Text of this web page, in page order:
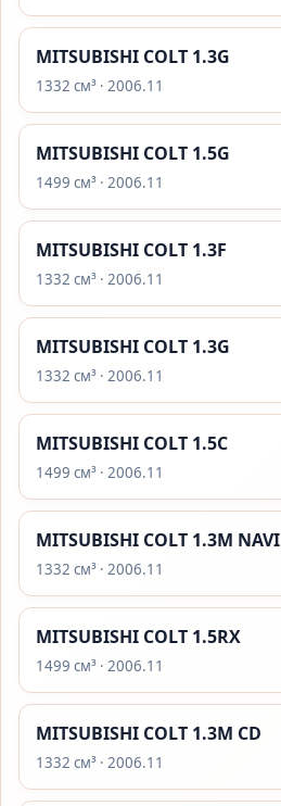
MITSUBISHI COLT 1.3G
1332 см³ · 2006.11
MITSUBISHI COLT 1.5G
1499 см³ · 2006.11
MITSUBISHI COLT 1.3F
1332 см³ · 2006.11
MITSUBISHI COLT 1.3G
1332 см³ · 2006.11
MITSUBISHI COLT 1.5C
1499 см³ · 2006.11
MITSUBISHI COLT 1.3M NAVI
1332 см³ · 2006.11
MITSUBISHI COLT 1.5RX
1499 см³ · 2006.11
MITSUBISHI COLT 1.3M CD
1332 см³ · 2006.11